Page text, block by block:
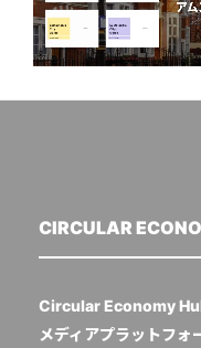
CIRCULAR
Circular Economy
メディアプラットフォ